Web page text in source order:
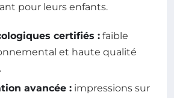
pour leurs enfants.
certifiés : faible
et haute qualité
avancée : impressions sur